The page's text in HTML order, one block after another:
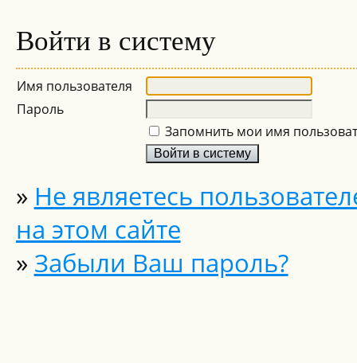
Войти в систему
Имя пользователя
Пароль
Запомнить мои имя
» Не являетесь
на этом сайте
» Забыли Ваш пароль?